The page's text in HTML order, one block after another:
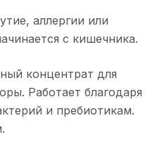
аллергии или
с кишечника.
концентрат для
Работает благодаря
и пребиотикам.